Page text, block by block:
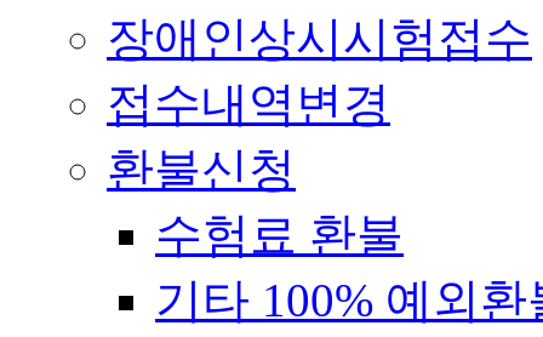
장애인상시시험접수
접수내역변경
환불신청
수험료 환불
기타 100% 예외환